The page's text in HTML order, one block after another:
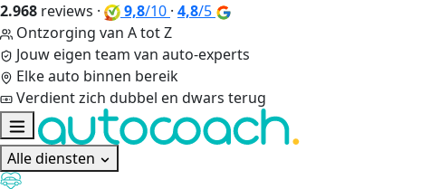
2.968 reviews · 9,8/10 · 4,8/5
Ontzorging van A tot Z
Jouw eigen team van auto-experts
Elke auto binnen bereik
Verdient zich dubbel en dwars terug
Alle diensten